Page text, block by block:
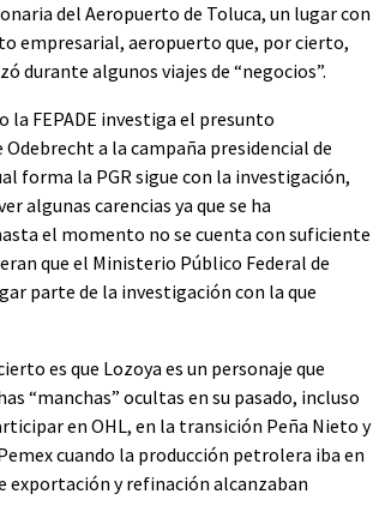
del Aeropuerto de Toluca, un lugar con
empresarial, aeropuerto que, por cierto,
durante algunos viajes de “negocios”.
la FEPADE investiga el presunto
a la campaña presidencial de
forma la PGR sigue con la investigación,
algunas carencias ya que se ha
el momento no se cuenta con suficiente
que el Ministerio Público Federal de
parte de la investigación con la que
es que Lozoya es un personaje que
“manchas” ocultas en su pasado, incluso
en OHL, en la transición Peña Nieto y
cuando la producción petrolera iba en
exportación y refinación alcanzaban